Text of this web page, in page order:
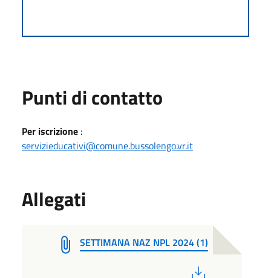
Punti di contatto
Per iscrizione :
servizieducativi@comune.bussolengo.vr.it
Allegati
SETTIMANA NAZ NPL 2024 (1)